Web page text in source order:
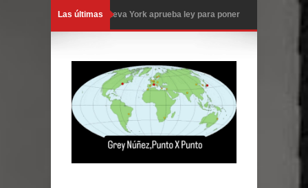
Las últimasNueva York aprueba ley para poner
enfermedades terminales
Juan Luis Guerra cerrará los Juegos
Centroamericanos SD 2026